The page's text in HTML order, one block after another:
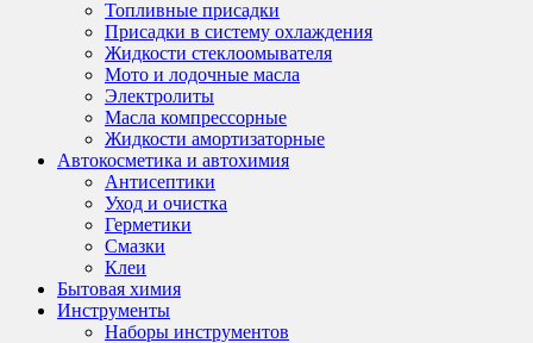
Топливные присадки
Присадки в систему охлаждения
Жидкости стеклоомывателя
Мото и лодочные масла
Электролиты
Масла компрессорные
Жидкости амортизаторные
Автокосметика и автохимия
Антисептики
Уход и очистка
Герметики
Смазки
Клеи
Бытовая химия
Инструменты
Наборы инструментов